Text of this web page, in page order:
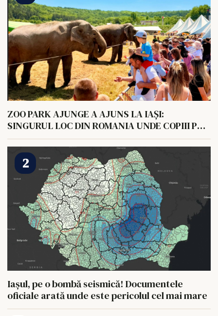
ZOO PARK AJUNGE A AJUNS LA IAȘI:
SINGURUL LOC DIN ROMANIA UNDE COPIII POT
HRANI UN ELEFANT
Iașul, pe o bombă seismică! Documentele
oficiale arată unde este pericolul cel mai mare